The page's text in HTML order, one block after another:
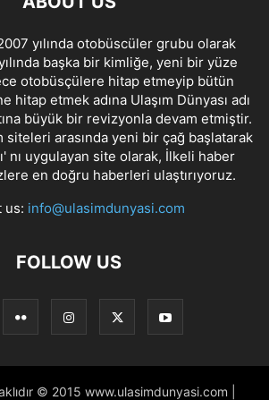
yılında otobüscüler grubu olarak
başka bir kimliğe, yeni bir yüze
otobüsçülere hitap etmeyip bütün
hitap etmek adına Ulaşım Dünyası adı
büyük bir revizyonla devam etmiştir.
siteleri arasında yeni bir çağ başlatarak
nı uygulayan site olarak, İlkeli haber
en doğru haberleri ulaştırıyoruz.
us: info@ulasimdunyasi.com
FOLLOW US
© 2015 www.ulasimdunyasi.com |